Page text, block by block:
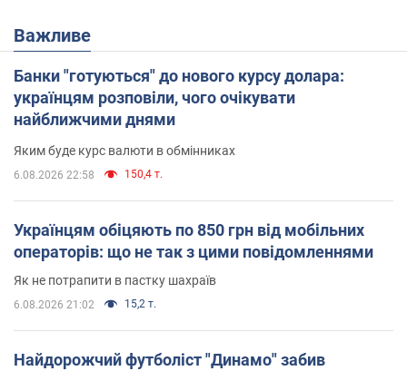
Важливе
Банки "готуються" до нового курсу долара:
українцям розповіли, чого очікувати
найближчими днями
Яким буде курс валюти в обмінниках
6.08.2026 22:58 150,4 т.
Українцям обіцяють по 850 грн від мобільних
операторів: що не так з цими повідомленнями
Як не потрапити в пастку шахраїв
6.08.2026 21:02 15,2 т.
Найдорожчий футболіст "Динамо" забив